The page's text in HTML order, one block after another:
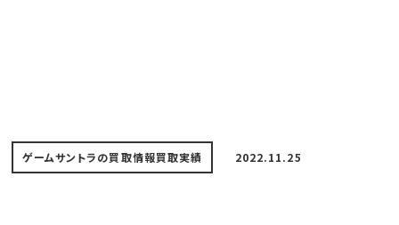
ゲームサントラの買取情報買取実績 2022.11.25